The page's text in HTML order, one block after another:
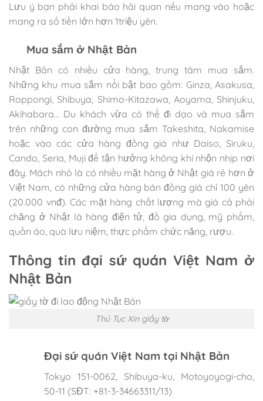
Lưu ý bạn phải khai báo hải quan nếu mang vào hoặc
mang ra số tiền lớn hơn 1triệu yên.
Mua sắm ở Nhật Bản
Nhật Bản có nhiều cửa hàng, trung tâm mua sắm.
Những khu mua sắm nổi bật bao gồm: Ginza, Asakusa,
Roppongi, Shibuya, Shimo-Kitazawa, Aoyama, Shinjuku,
Akihabara… Du khách vừa có thể đi dạo và mua sắm
trên những con đường mua sắm Takeshita, Nakamise
hoặc vào các cửa hàng đồng giá như Daiso, Siruku,
Cando, Seria, Muji để tận hưởng không khí nhộn nhịp nơi
đây. Mách nhỏ là có nhiều mặt hàng ở Nhật giá rẻ hơn ở
Việt Nam, có những cửa hàng bán đồng giá chỉ 100 yên
(20.000 vnđ). Các mặt hàng chất lượng mà giá cả phải
chăng ở Nhật là hàng điện tử, đồ gia dụng, mỹ phẩm,
quần áo, quà lưu niệm, thực phẩm chức năng, rượu.
Thông tin đại sứ quán Việt Nam ở
Nhật Bản
Thủ Tục Xin giấy tờ
Đại sứ quán Việt Nam tại Nhật Bản
Tokyo 151-0062, Shibuya-ku, Motoyoyogi-cho,
50-11 (SĐT: +81-3-34663311/13)